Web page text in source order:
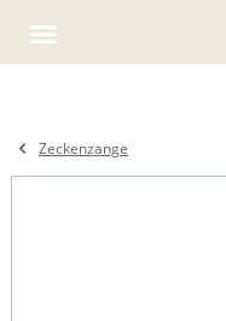
Zeckenzange